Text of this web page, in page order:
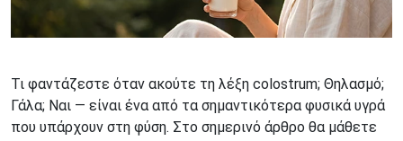
Τι φαντάζεστε όταν ακούτε τη λέξη colostrum; Θηλασμό;
Γάλα; Ναι — είναι ένα από τα σημαντικότερα φυσικά υγρά
που υπάρχουν στη φύση. Στο σημερινό άρθρο θα μάθετε